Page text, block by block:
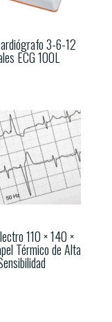
3-6-12
ECG 100L
110 × 140 ×
Térmico de Alta